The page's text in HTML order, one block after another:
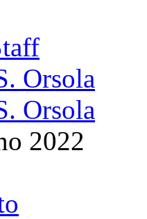
Orsola
Orsola
2022